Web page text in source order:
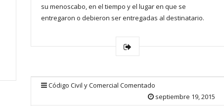
su menoscabo, en el tiempo y el lugar en que se
entregaron o debieron ser entregadas al destinatario.
Código Civil y Comercial Comentado
septiembre 19, 2015